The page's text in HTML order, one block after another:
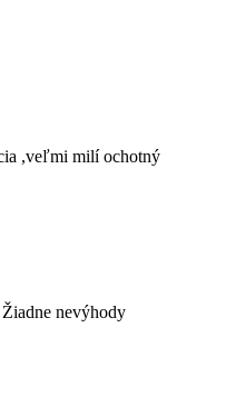
,veľmi milí ochotný
nevýhody